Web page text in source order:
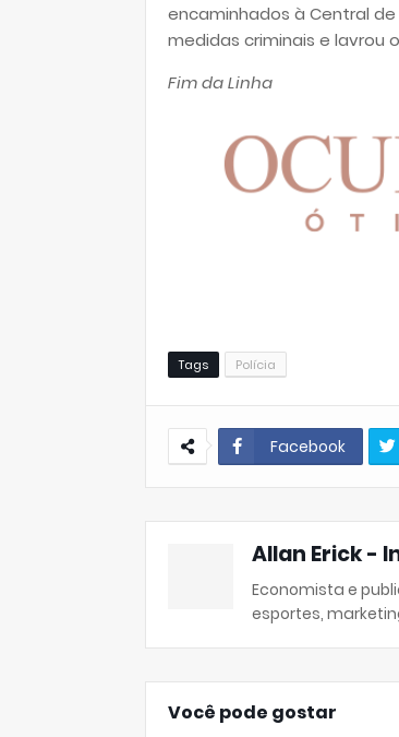
encaminhados à Central
medidas criminais e lavrou
Fim da Linha
Tags Polícia
Facebook
Allan Erick -
Economista e
esportes,
Você pode gostar